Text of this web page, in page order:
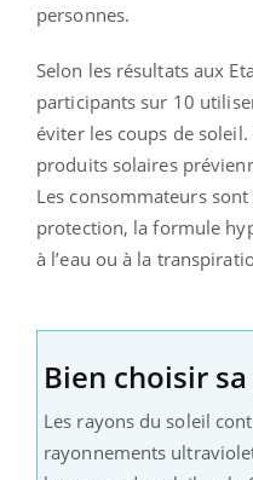
personnes.
Selon les résultats aux
participants sur 10
éviter les coups de
produits solaires
Les consommateurs sont
protection, la formule
à l’eau ou à la
Bien choisir
Les rayons du soleil
rayonnements